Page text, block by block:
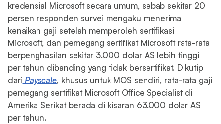
kredensial Microsoft secara umum, sebab sekitar 20
persen responden survei mengaku menerima
kenaikan gaji setelah memperoleh sertifikasi
Microsoft, dan pemegang sertifikat Microsoft rata-rata
berpenghasilan sekitar 3.000 dolar AS lebih tinggi
per tahun dibanding yang tidak bersertifikat. Dikutip
dari Payscale, khusus untuk MOS sendiri, rata-rata gaji
pemegang sertifikat Microsoft Office Specialist di
Amerika Serikat berada di kisaran 63.000 dolar AS
per tahun.